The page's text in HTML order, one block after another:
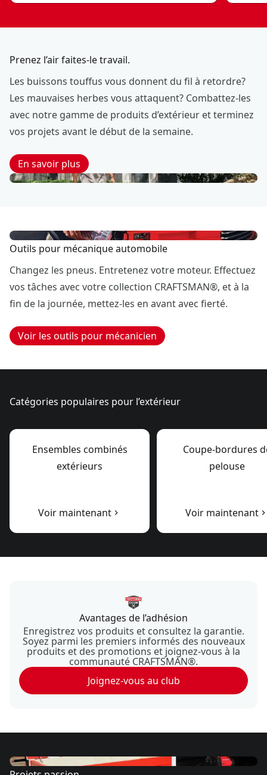
Prenez l’air faites-le travail.
Les buissons touffus vous donnent du fil à retordre?
Les mauvaises herbes vous attaquent? Combattez-les
avec notre gamme de produits d’extérieur et terminez
vos projets avant le début de la semaine.
En savoir plus
Outils pour mécanique automobile
Changez les pneus. Entretenez votre moteur. Effectuez
vos tâches avec votre collection CRAFTSMAN®, et à la
fin de la journée, mettez-les en avant avec fierté.
Voir les outils pour mécanicien
Catégories populaires pour l’extérieur
Ensembles combinés
extérieurs
Voir maintenant
Coupe-bordures
pelouse
Voir maintenant
Avantages de l’adhésion
Enregistrez vos produits et consultez la garantie.
Soyez parmi les premiers informés des nouveaux
produits et des promotions et joignez-vous à la
communauté CRAFTSMAN®.
Joignez-vous au club